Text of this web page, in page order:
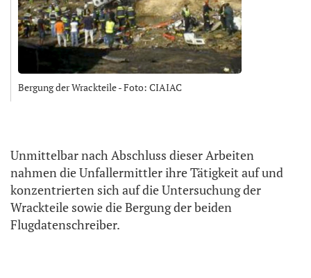
Bergung der Wrackteile - Foto: CIAIAC
Unmittelbar nach Abschluss dieser Arbeiten
nahmen die Unfallermittler ihre Tätigkeit auf und
konzentrierten sich auf die Untersuchung der
Wrackteile sowie die Bergung der beiden
Flugdatenschreiber.